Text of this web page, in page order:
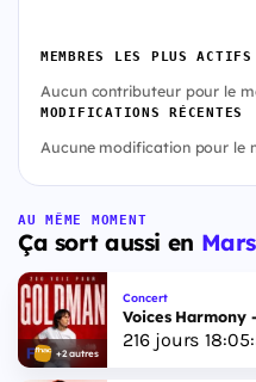
MEMBRES LES PLUS ACTIFS
Aucun contributeur pour le
MODIFICATIONS RÉCENTES
Aucune modification pour le
AU MÊME MOMENT
Ça sort aussi en
+2 autres
Concert
Voices Harmony
216jours 18:05: